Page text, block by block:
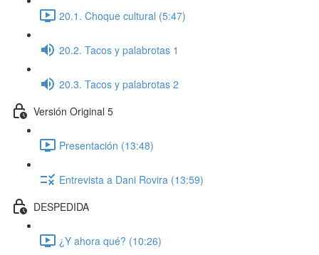
20.1. Choque cultural (5:47)
20.2. Tacos y palabrotas 1
20.3. Tacos y palabrotas 2
Versión Original 5
Presentación (13:48)
Entrevista a Dani Rovira (13:59)
DESPEDIDA
¿Y ahora qué? (10:26)